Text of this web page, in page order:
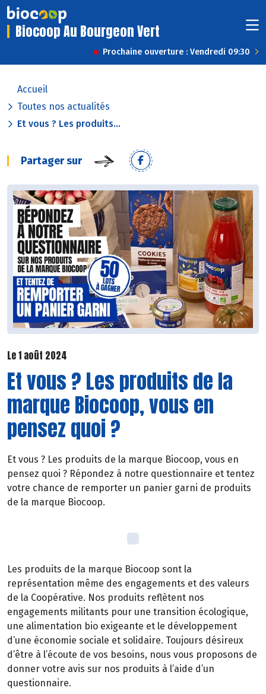
Biocoop Au Bourgeon Vert
Prochaine ouverture : Vendredi 09:30
Accueil
Toutes nos actualités
Et vous ? Les produits...
Partager sur
Le 1 août 2024
Et vous ? Les produits de la
marque Biocoop, vous en
pensez quoi ?
Et vous ? Les produits de la marque Biocoop, vous en
pensez quoi ? Répondez à notre questionnaire et tentez
votre chance de remporter un panier garni de produits
de la marque Biocoop.
Les produits de la marque Biocoop sont la
représentation même des engagements et des valeurs
de la Coopérative. Nos produits reflètent nos
engagements militants pour une transition écologique,
une alimentation bio exigeante et le développement
d’une économie sociale et solidaire. Toujours désireux
d’être à l’écoute de vos besoins, nous vous proposons de
donner votre avis sur nos produits à l’aide d’un
questionnaire.